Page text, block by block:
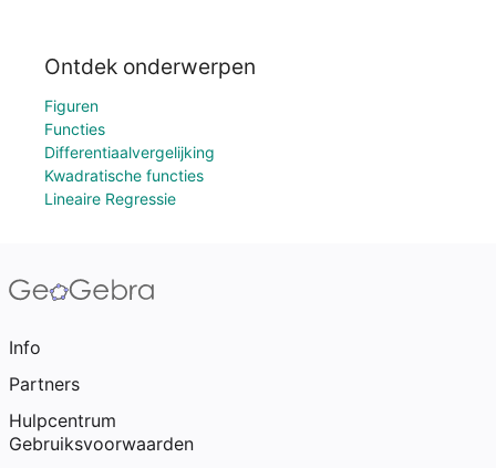
Ontdek onderwerpen
Figuren
Functies
Differentiaalvergelijking
Kwadratische functies
Lineaire Regressie
Info
Partners
Hulpcentrum
Gebruiksvoorwaarden